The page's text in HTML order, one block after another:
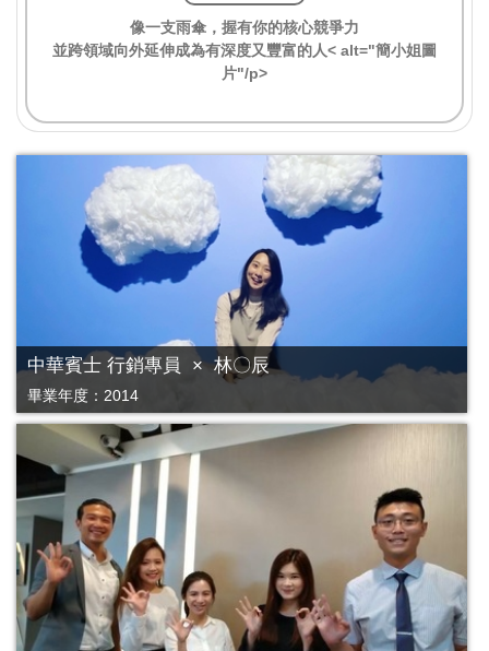
像一支雨傘，握有你的核心競爭力
並跨領域向外延伸成為有深度又豐富的人< alt="簡小姐圖
片"/p>
中華賓士 行銷專員 × 林〇辰
畢業年度：2014